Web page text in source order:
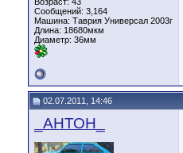
Сообщений: 3,164
Машина: Таврия Универсал 2003г
Длина: 18680мкм
Диаметр: 36мм
02.07.2011, 14:46
_АНТОН_